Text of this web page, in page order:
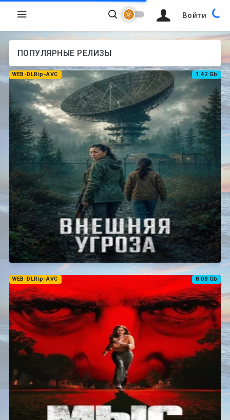
Войти
ПОПУЛЯРНЫЕ РЕЛИЗЫ
WEB-DLRip-AVC 1.42 Gb
WEB-DLRip-AVC 8.08 Gb